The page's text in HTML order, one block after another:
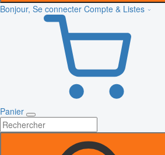
Bonjour, Se connecter Compte & Listes
Panier